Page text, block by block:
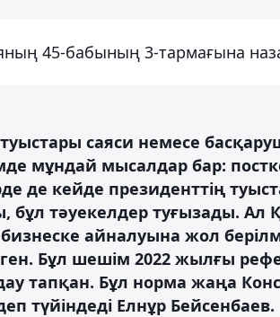
45-бабының 3-тармағына
саяси немесе
мұндай мысалдар бар:
де кейде президенттің
тәуекелдер туғызады. Ал
айналуына жол
Бұл шешім 2022 жылғы
тапқан. Бұл норма жаңа
түйіндеді Елнұр Бейсенбаев.